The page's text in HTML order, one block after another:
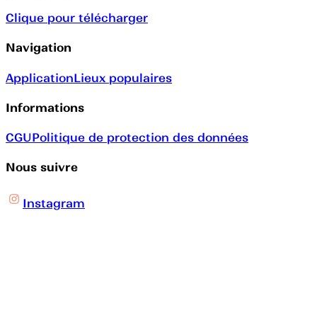
Clique pour télécharger
Navigation
ApplicationLieux populaires
Informations
CGUPolitique de protection des données
Nous suivre
Instagram